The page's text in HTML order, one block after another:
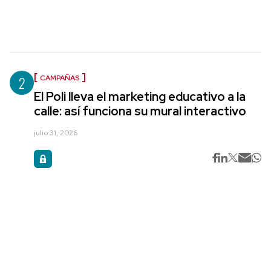
2 CAMPAÑAS
El Poli lleva el marketing educativo a la
calle: así funciona su mural interactivo
julio 31, 2026